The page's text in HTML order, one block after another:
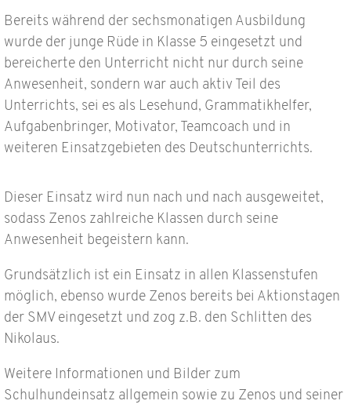
Bereits während der sechsmonatigen Ausbildung
wurde der junge Rüde in Klasse 5 eingesetzt und
bereicherte den Unterricht nicht nur durch seine
Anwesenheit, sondern war auch aktiv Teil des
Unterrichts, sei es als Lesehund, Grammatikhelfer,
Aufgabenbringer, Motivator, Teamcoach und in
weiteren Einsatzgebieten des Deutschunterrichts.
Dieser Einsatz wird nun nach und nach ausgeweitet,
sodass Zenos zahlreiche Klassen durch seine
Anwesenheit begeistern kann.
Grundsätzlich ist ein Einsatz in allen Klassenstufen
möglich, ebenso wurde Zenos bereits bei Aktionstagen
der SMV eingesetzt und zog z.B. den Schlitten des
Nikolaus.
Weitere Informationen und Bilder zum
Schulhundeinsatz allgemein sowie zu Zenos und seiner